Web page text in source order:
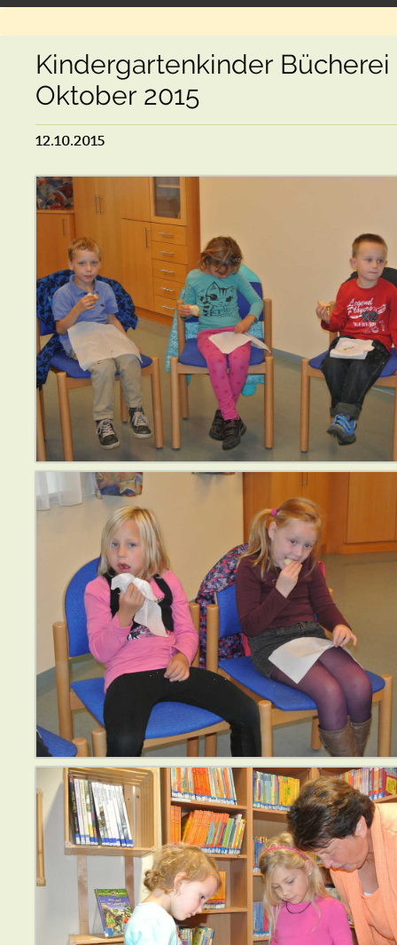
Kindergartenkinder Bücherei
Oktober 2015
12.10.2015